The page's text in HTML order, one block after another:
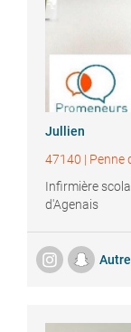
Jullien
47140 | Penne
Infirmière
d'Agenais
Autre